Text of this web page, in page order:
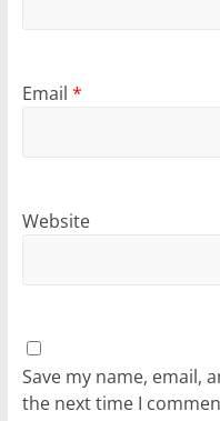
Email *
Website
Save my name, email,
the next time I